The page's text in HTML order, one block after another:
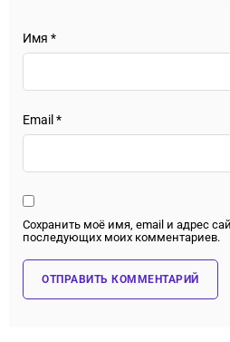
Имя *
Email *
Сохранить моё имя, email и адрес
последующих моих комментариев.